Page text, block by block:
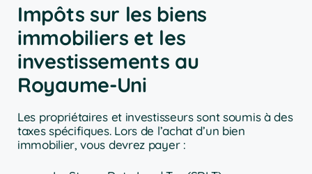
Impôts sur les biens
immobiliers et les
investissements au
Royaume-Uni
Les propriétaires et investisseurs sont soumis à des
taxes spécifiques. Lors de l’achat d’un bien
immobilier, vous devrez payer :